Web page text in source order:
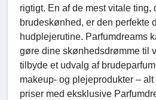
rigtigt. En af de mest vitale ting,
brudeskønhed, er den perfekte
hudplejerutine. Parfumdreams
gøre dine skønhedsdrømme til
tilbyde et udvalg af
makeup- og plejeprodukter –
priser med eksklusive